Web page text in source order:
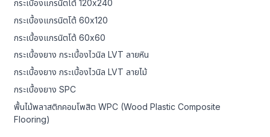
กระเบื้องแกรนิตโต้ 120x240
กระเบื้องแกรนิตโต้ 60x120
กระเบื้องแกรนิตโต้ 60x60
กระเบื้องยาง กระเบื้องไวนิล LVT ลายหิน
กระเบื้องยาง กระเบื้องไวนิล LVT ลายไม้
กระเบื้องยาง SPC
พื้นไม้พลาสติกคอมโพสิต WPC (Wood Plastic Composite
Flooring)